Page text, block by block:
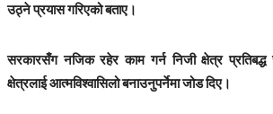
उठ्ने प्रयास गरिएको बताए।
सरकारसँग नजिक रहेर काम गर्न निजी क्षेत्र
क्षेत्रलाई आत्मविश्वासिलो बनाउनुपर्नेमा जोड दिए।